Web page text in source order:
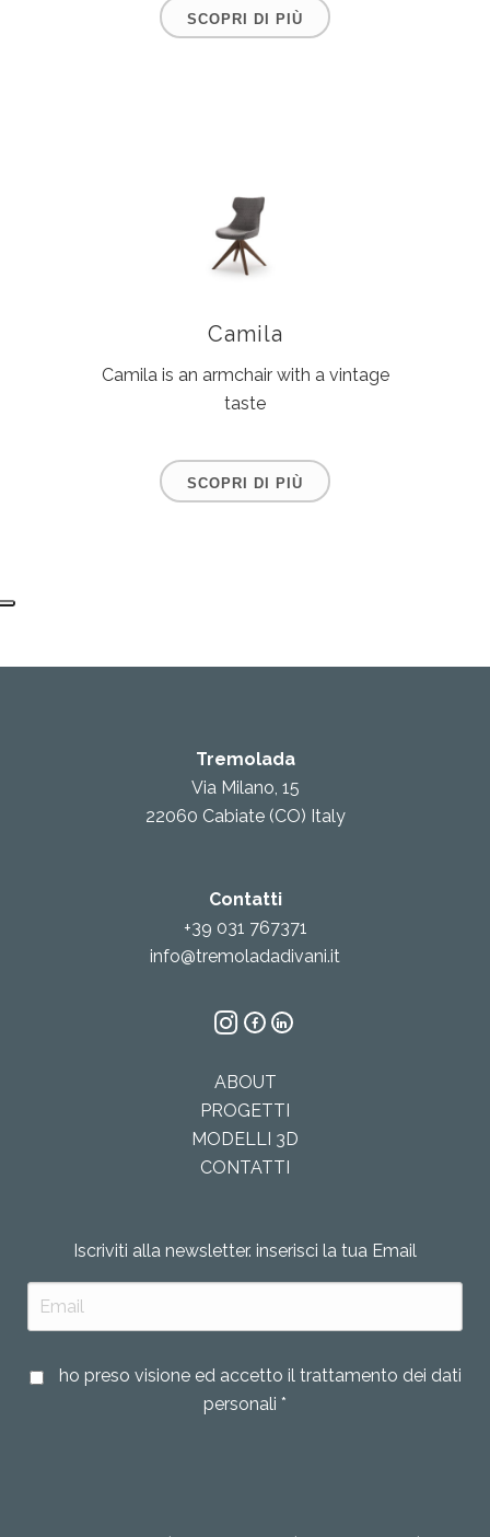
SCOPRI DI PIÙ
Camila
Camila is an armchair with a vintage
taste
SCOPRI DI PIÙ
Tremolada
Via Milano, 15
22060 Cabiate (CO) Italy
Contatti
+39 031 767371
info@tremoladadivani.it
ABOUT
PROGETTI
MODELLI 3D
CONTATTI
Iscriviti alla newsletter. inserisci la tua Email
ho preso visione ed accetto il trattamento dei dati
personali *